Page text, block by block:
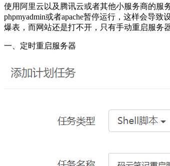
使用阿里云以及腾讯云或者其他小服务商的服
phpmyadmin或者apache暂停运行，这样会导
爆表，而网站还是打不开，只有手动重启服务
一、定时重启服务器